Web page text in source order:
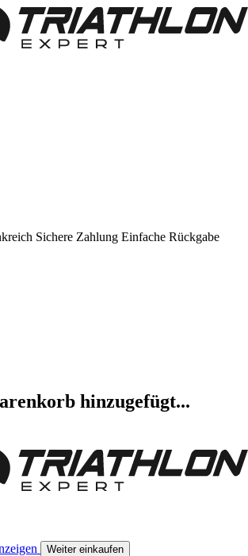
Sichere Zahlung Einfache Rückgabe
hinzugefügt...
Weiter einkaufen